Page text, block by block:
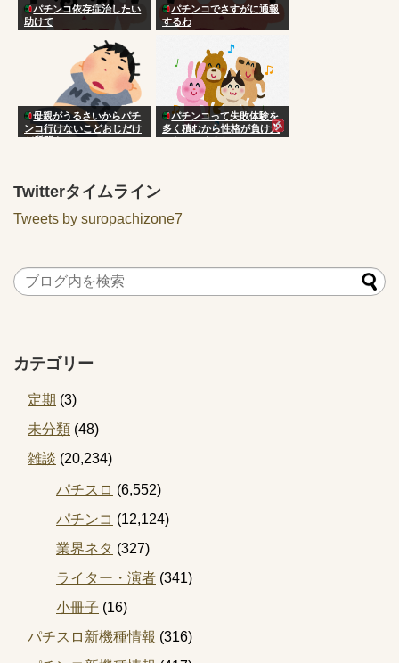
パチンコ依存症治したい
助けて
パチンコでさすがに通報
するわ
母親がうるさいからパチ
ンコ行けないこどおじだけ
ど質問ある？
パチンコって失敗体験を
多く積むから性格が負け犬
になってくよね
Twitterタイムライン
Tweets by suropachizone7
カテゴリー
定期 (3)
未分類 (48)
雑談 (20,234)
パチスロ (6,552)
パチンコ (12,124)
業界ネタ (327)
ライター・演者 (341)
小冊子 (16)
パチスロ新機種情報 (316)